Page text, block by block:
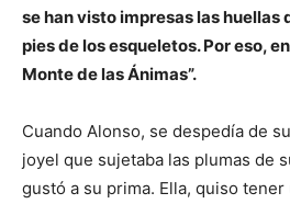
se han visto impresas las huellas
pies de los esqueletos. Por eso,
Monte de las Ánimas”.
Cuando Alonso, se despedía de
joyel que sujetaba las plumas de
gustó a su prima. Ella, quiso